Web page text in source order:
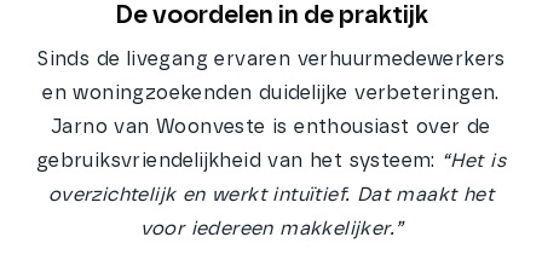
De voordelen in de praktijk
Sinds de livegang ervaren verhuurmedewerkers
en woningzoekenden duidelijke verbeteringen.
Jarno van Woonveste is enthousiast over de
gebruiksvriendelijkheid van het systeem: “Het is
overzichtelijk en werkt intuïtief. Dat maakt het
voor iedereen makkelijker.”